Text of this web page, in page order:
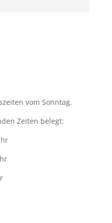
vom Sonntag.
Zeiten belegt: